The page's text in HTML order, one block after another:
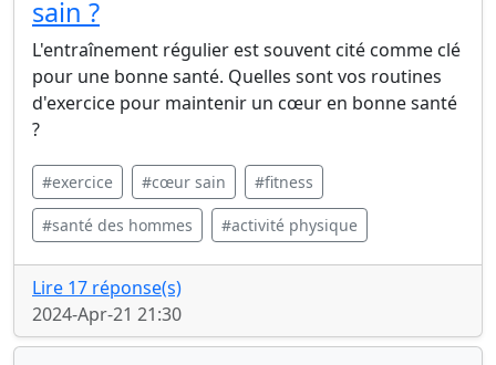
sain ?
L'entraînement régulier est souvent cité comme clé
pour une bonne santé. Quelles sont vos routines
d'exercice pour maintenir un cœur en bonne santé
?
#exercice #cœur sain #fitness
#santé des hommes #activité physique
Lire 17 réponse(s)
2024-Apr-21 21:30